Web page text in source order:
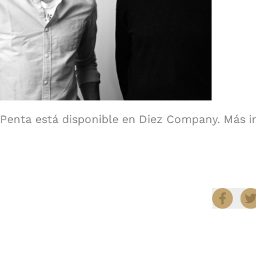
Penta está disponible en Diez Company. Más